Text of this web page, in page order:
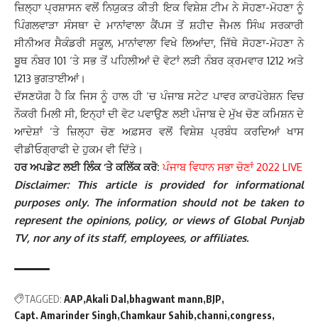
ਜ਼ਿਲ੍ਹਾ ਪ੍ਰਸ਼ਾਸਨ ਵਲੋਂ ਨਿਯੁਕਤ ਕੀਤੀ ਇਕ ਵਿਸ਼ੇਸ਼ ਟੀਮ ਨੇ ਸੋਹਣਾ-ਮੋਹਣਾ ਨੂੰ
ਪਿੰਗਲਵਾੜਾ ਸੰਸਥਾ ਦੇ ਮਾਨਾਂਵਾਲਾ ਕੈਂਪਸ ਤੋਂ ਸ਼ਹੀਦ ਜੈਮਲ ਸਿੰਘ ਸਰਕਾਰੀ
ਸੀਨੀਅਰ ਸੈਕੰਡਰੀ ਸਕੂਲ, ਮਾਨਾਂਵਾਲਾ ਵਿਖੇ ਲਿਆਂਦਾ, ਜਿੱਥੇ ਸੋਹਣਾ-ਮੋਹਣਾ ਨੇ
ਬੂਥ ਨੰਬਰ 101 ‘ਤੇ ਸਭ ਤੋਂ ਪਹਿਲੀਆਂ ਦੋ ਵੋਟਾਂ ਲੜੀ ਨੰਬਰ ਕ੍ਰਮਵਾਰ 1212 ਅਤੇ
1213 ਭੁਗਤਾਈਆਂ।
ਦੱਸਣਯੋਗ ਹੈ ਕਿ ਜਿਸ ਨੂੰ ਹਾਲ ਹੀ ‘ਚ ਪੰਜਾਬ ਸਟੇਟ ਪਾਵਰ ਕਾਰਪੋਰੇਸ਼ਨ ਵਿਚ
ਨੌਕਰੀ ਮਿਲੀ ਸੀ, ਇਨ੍ਹਾਂ ਦੀ ਵੋਟ ਪਵਾਉਣ ਲਈ ਪੰਜਾਬ ਦੇ ਮੁੱਖ ਚੋਣ ਕਮਿਸ਼ਨ ਦੇ
ਆਦੇਸ਼ਾਂ ‘ਤੇ ਜ਼ਿਲ੍ਹਾ ਚੋਣ ਅਫ਼ਸਰ ਵਲੋਂ ਵਿਸ਼ੇਸ਼ ਪ੍ਰਬੰਧ ਕਰਦਿਆਂ ਖਾਸ
ਵੀਡੀਓਗ੍ਰਾਫੀ ਦੇ ਹੁਕਮ ਵੀ ਦਿੱਤੇ।
ਹਰ ਅਪਡੇਟ ਲਈ ਲਿੰਕ ‘ਤੇ ਕਲਿੱਕ ਕਰੋ: ਪੰਜਾਬ ਵਿਧਾਨ ਸਭਾ ਚੋਣਾਂ 2022 LIVE
Disclaimer: This article is provided for informational
purposes only. The information should not be taken to
represent the opinions, policy, or views of Global Punjab
TV, nor any of its staff, employees, or affiliates.
TAGGED: AAP Akali Dal bhagwant mann BJP
Capt. Amarinder Singh Chamkaur Sahib channi congress